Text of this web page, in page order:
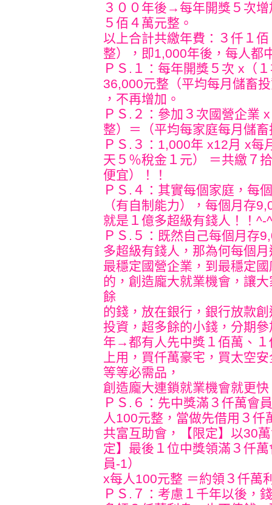
３００年後→每年開獎５次
５佰４萬元整。
以上合計共繳年費：３仟１
整），即1,000年後，每人都
ＰＳ.１：每年開獎５次 x（
36,000元整（平均每月儲畜
，不再增加。
ＰＳ.２：參加３次國營企業
整）＝（平均每家庭每月儲
ＰＳ.３：1,000年 x12月 x每
天５％稅金１元） ＝共繳７
便宜）！！
ＰＳ.４：其實每個家庭，每
（有自制能力），每個月存
就是１億多超級有錢人！！^-
ＰＳ.５：既然自己每個月存
多超級有錢人，那為何每個
最穩定國營企業，到最穩定
的，創造龐大就業機會，讓
餘
的錢，放在銀行，銀行放款
投資，超多餘的小錢，分期
年→都有人先中獎１佰萬、
上用，買仟萬豪宅，買
等等必需品，
創造龐大連鎖就業機會就更
ＰＳ.６：先中獎滿３仟萬會
人100元整，當做先借用３
共富互助會，【限定】以30
定】最後１位中獎領滿３仟
員-1）
x每人100元整 ＝約領３仟萬
ＰＳ.７：考慮１千年以後，